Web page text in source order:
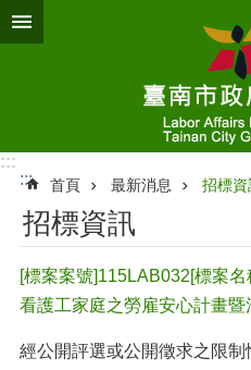
跳到主要內容區塊
:::
:::
首頁 最新消息 招標資
招標資訊
[標案案號]115LAB032[標案
看護工家庭之勞雇安心計畫暨
經公開評選或公開徵求之限制